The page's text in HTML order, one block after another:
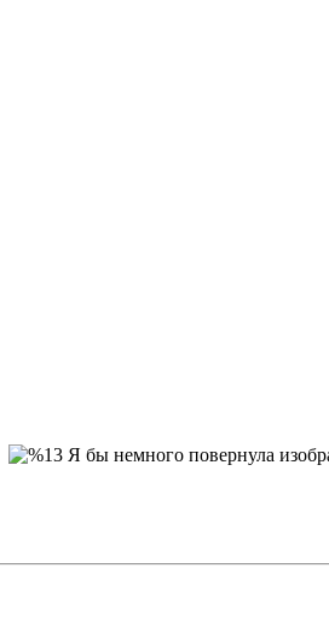
Я бы немного повернула